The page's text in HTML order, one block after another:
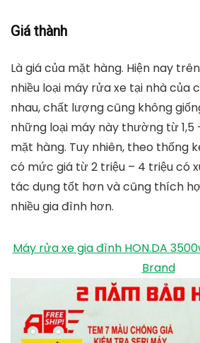
Giá thành
Là giá của mặt hàng. Hiện nay
nhiều loại máy rửa xe tại nhà của
nhau, chất lượng cũng không
những loại máy này thường từ 1,5
mặt hàng. Tuy nhiên, theo thống
có mức giá từ 2 triệu – 4 triệu có
tác dụng tốt hơn và cũng thích
nhiều gia đình hơn.
Máy rửa xe gia đình HON.DA
Brand